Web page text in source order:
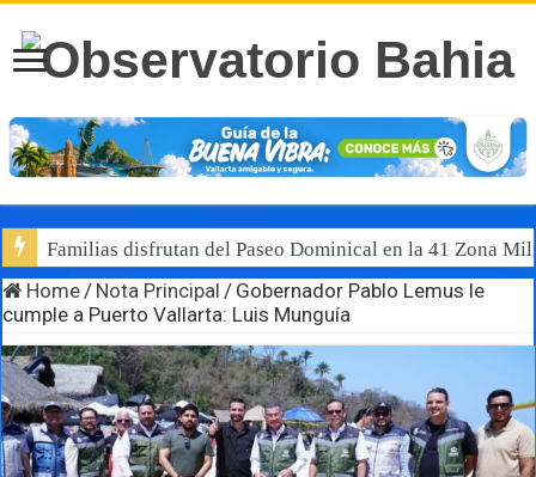
Familias disfrutan del Paseo Dominical en la 41 Zona
Home / Nota Principal / Gobernador Pablo Lemus le
cumple a Puerto Vallarta: Luis Munguía